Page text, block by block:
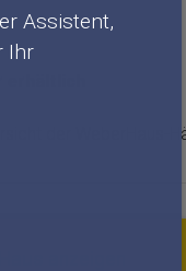
Assistent,
Ihr
der WeberHaus-